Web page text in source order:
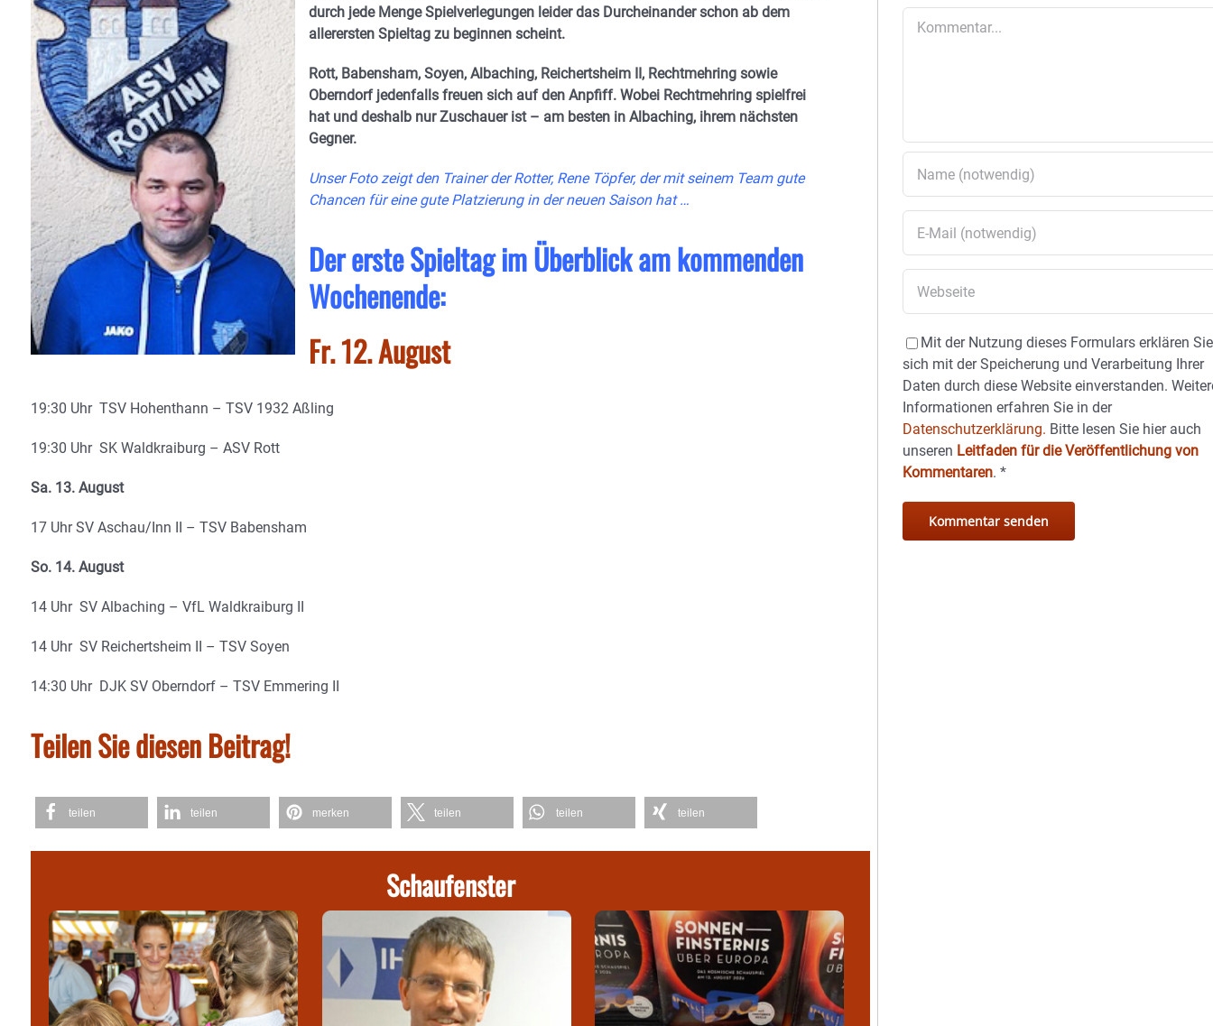
durch jede Menge Spielverlegungen leider das Durcheinander schon ab dem
allerersten Spieltag zu beginnen scheint.
Rott, Babensham, Soyen, Albaching, Reichertsheim II, Rechtmehring sowie
Oberndorf jedenfalls freuen sich auf den Anpfiff. Wobei Rechtmehring spielfrei
hat und deshalb nur Zuschauer ist – am besten in Albaching, ihrem nächsten
Gegner.
Unser Foto zeigt den Trainer der Rotter, Rene Töpfer, der mit seinem Team gute
Chancen für eine gute Platzierung in der neuen Saison hat …
Der erste Spieltag im Überblick am kommenden
Wochenende:
Fr. 12. August
19:30 Uhr TSV Hohenthann – TSV 1932 Aßling
19:30 Uhr SK Waldkraiburg – ASV Rott
Sa. 13. August
17 Uhr SV Aschau/Inn II – TSV Babensham
So. 14. August
14 Uhr SV Albaching – VfL Waldkraiburg II
14 Uhr SV Reichertsheim II – TSV Soyen
14:30 Uhr DJK SV Oberndorf – TSV Emmering II
Teilen Sie diesen Beitrag!
teilen teilen merken teilen teilen teilen
Schaufenster
Mit der Nutzung dieses Formulars erklären Sie
sich mit der Speicherung und Verarbeitung Ihrer
Daten durch diese Website einverstanden.
Informationen erfahren Sie in der
Datenschutzerklärung. Bitte lesen Sie hier auch
unseren Leitfaden für die Veröffentlichung von
Kommentaren.*